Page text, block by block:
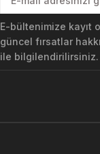
E-bültenimize kayıt
güncel fırsatlar
ile bilgilendirilirsiniz.